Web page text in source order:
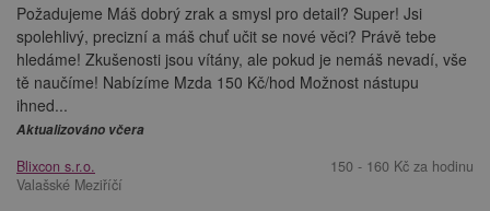
Požadujeme Máš dobrý zrak a smysl pro detail? Super! Jsi
spolehlivý, precizní a máš chuť učit se nové věci? Právě tebe
hledáme! Zkušenosti jsou vítány, ale pokud je nemáš nevadí, vše
tě naučíme! Nabízíme Mzda 150 Kč/hod Možnost nástupu
ihned...
Aktualizováno včera
Blixcon s.r.o.
Valašské Meziříčí
150 - 160 Kč za hodinu